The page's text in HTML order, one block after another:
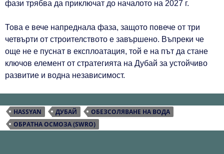
фази трябва да приключат до началото на 2027 г.
Това е вече напреднала фаза, защото повече от три
четвърти от строителството е завършено. Въпреки че
още не е пуснат в експлоатация, той е на път да стане
ключов елемент от стратегията на Дубай за устойчиво
развитие и водна независимост.
HASSYAN ДУБАЙ
ОБЕЗСОЛЯВАНЕ НА ВОДА
ОБРАТНА ОСМОЗА (SWRO)